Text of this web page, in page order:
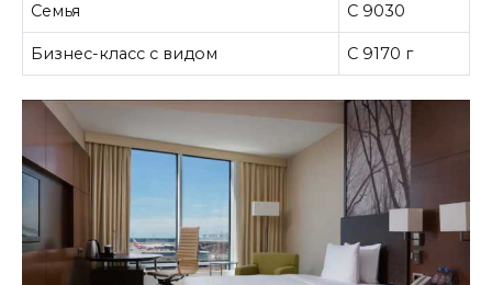
Семья С 9030
Бизнес-класс с видом С 9170 г